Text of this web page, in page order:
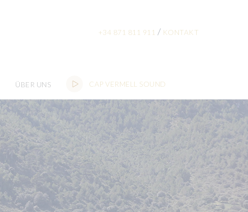
+34 871 811 911 / KONTAKT
ÜBER UNS CAP VERMELL SOUND